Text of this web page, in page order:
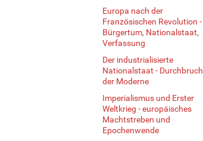
Europa nach der
Französischen Revolution -
Bürgertum, Nationalstaat,
Verfassung
Der industrialisierte
Nationalstaat - Durchbruch
der Moderne
Imperialismus und Erster
Weltkrieg - europäisches
Machtstreben und
Epochenwende